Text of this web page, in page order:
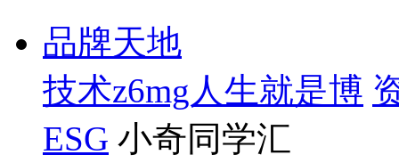
品牌天地
技术z6mg人生就是博
ESG 小奇同学汇